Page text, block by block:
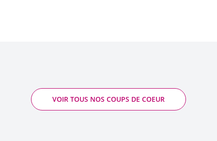
VOIR TOUS NOS COUPS DE COEUR